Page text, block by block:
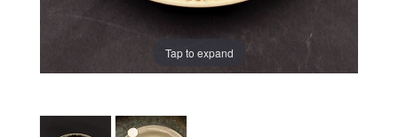
Tap to expand